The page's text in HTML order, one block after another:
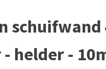
helder -